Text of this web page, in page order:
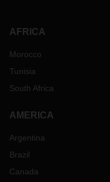
AFRICA
Morocco
Tunisia
South Africa
AMERICA
Argentina
Brazil
Canada